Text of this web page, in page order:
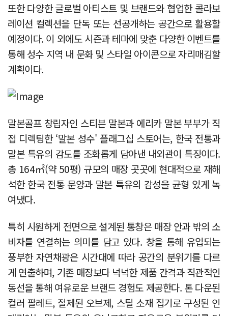
또한 다양한 글로벌 아티스트 및 브랜드와 협업한 콜라보
레이션 컬렉션을 단독 또는 선공개하는 공간으로 활용할
예정이다. 이 외에도 시즌과 테마에 맞춘 다양한 이벤트를
통해 성수 지역 내 문화 및 스타일 아이콘으로 자리매김할
계획이다.
말본골프 창립자인 스티븐 말본과 에리카 말본 부부가 직
접 디렉팅한 ‘말본 성수' 플래그십 스토어는, 한국 전통과
말본 특유의 감도를 조화롭게 담아낸 내외관이 특징이다.
총 164㎡(약 50평) 규모의 매장 곳곳에 현대적으로 재해
석한 한국 전통 문양과 말본 특유의 감성을 균형 있게 녹
여냈다.
특히 시원하게 전면으로 설계된 통창은 매장 안과 밖의 소
비자를 연결하는 의미를 담고 있다. 창을 통해 유입되는
풍부한 자연채광은 시간대에 따라 공간의 분위기를 다르
게 연출하며, 기존 매장보다 넉넉한 제품 간격과 직관적인
동선을 통해 여유로운 브랜드 경험도 제공한다. 톤 다운된
컬러 팔레트, 절제된 오브제, 스틸 소재 집기로 구성된 인